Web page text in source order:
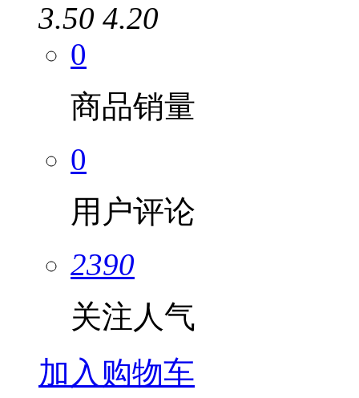
3.50 4.20
0
商品销量
0
用户评论
2390
关注人气
加入购物车